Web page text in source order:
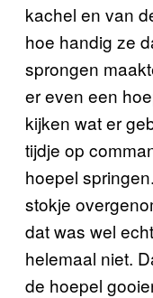
kachel en van
hoe handig ze
sprongen
er even een
kijken wat er
tijdje op
hoepel
stokje
dat was wel
helemaal niet.
de hoepel